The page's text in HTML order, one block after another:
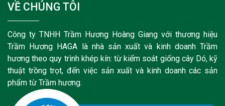
VỀ CHÚNG TÔI
Công ty TNHH Trầm Hương Hoàng Giang với thương hiệu
Trầm Hương HAGA là nhà sản xuất và kinh doanh Trầm
hương theo quy trình khép kín: từ kiểm soát giống cây Dó, kỹ
thuật trồng trọt, đến việc sản xuất và kinh doanh các sản
phẩm từ Trầm hương.